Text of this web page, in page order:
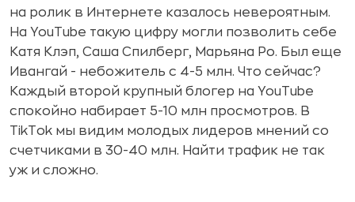
на ролик в Интернете казалось невероятным.
На YouTube такую цифру могли позволить себе
Катя Клэп, Саша Спилберг, Марьяна Ро. Был еще
Ивангай - небожитель с 4-5 млн. Что сейчас?
Каждый второй крупный блогер на YouTube
спокойно набирает 5-10 млн просмотров. В
TikTok мы видим молодых лидеров мнений со
счетчиками в 30-40 млн. Найти трафик не так
уж и сложно.